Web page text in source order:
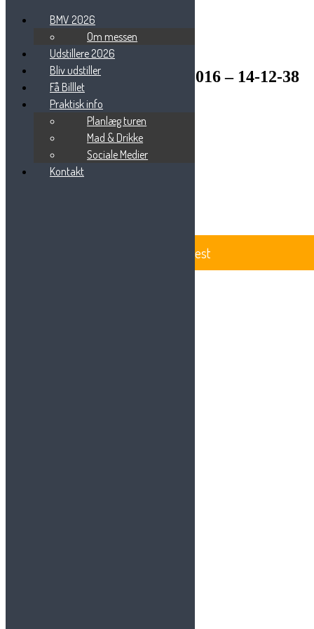
OSJ_0390 – 25september2016 – 14-12-38
Beauty Messe Vest
Vestre Ringvej 101
7000 Fredericia
BeautyMesse Vest
BMV 2026
Om messen
Udstillere 2026
Bliv udstiller
Få Billlet
Praktisk info
Planlæg turen
Mad & Drikke
Sociale Medier
Kontakt